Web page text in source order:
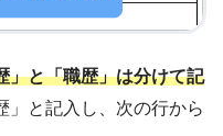
」と「職歴」は分けて記
」と記入し、次の行から